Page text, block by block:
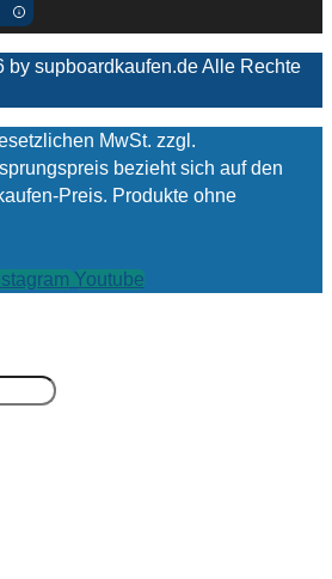
supboardkaufen.de Alle Rechte
MwSt. zzgl.
bezieht sich auf den
Preis. Produkte ohne
Youtube